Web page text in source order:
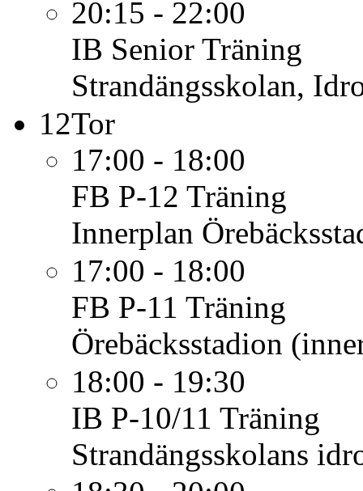
20:15 - 22:00
IB Senior Träning
Strandängsskolan,
12Tor
17:00 - 18:00
FB P-12 Träning
Innerplan
17:00 - 18:00
FB P-11 Träning
Örebäcksstadion
18:00 - 19:30
IB P-10/11 Träning
Strandängsskolans